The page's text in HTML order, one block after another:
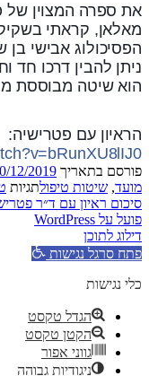
את ספרה המצוין של
הפסיכולוג אבישי
ניתן להבין דרכו חד
הוא שיטה מבוססת
הראיון עם פטרישיה:
פורסם בתאריך 12/2019
מועד, שיטות טיפולתגיות
סיכום ראיון עם ד״ר
פועל על WordPress
דילוג לתוכן
פתח סרגל נגישות
כלי נגישות
הגדל טקסט
הקטן טקסט
גווני אפור
ניגודיות גבוהה